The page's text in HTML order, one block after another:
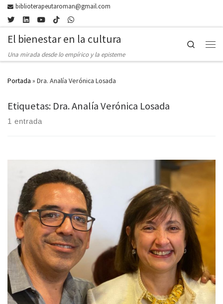
Skip to content
biblioterapeutaroman@gmail.com
El bienestar en la cultura
Una mirada desde lo empírico y la episteme
Search
Portada » Dra. Analía Verónica Losada
Etiquetas: Dra. Analía Verónica Losada
1 entrada